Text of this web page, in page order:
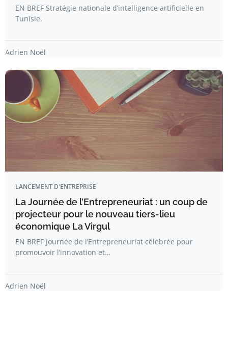
EN BREF Stratégie nationale d’intelligence artificielle en
Tunisie.
Adrien Noël
LANCEMENT D'ENTREPRISE
La Journée de l’Entrepreneuriat : un coup de
projecteur pour le nouveau tiers-lieu
économique La Virgul
EN BREF Journée de l’Entrepreneuriat célébrée pour
promouvoir l’innovation et…
Adrien Noël